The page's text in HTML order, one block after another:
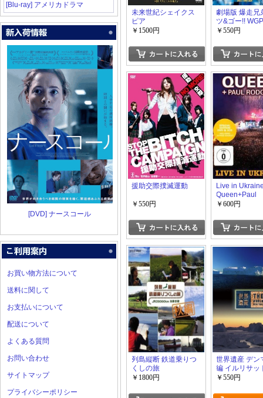
[Blu-ray] アメリカドラマ
[DVD] ナースコール
お買い物方法について
送料に関して
お支払いについて
配送について
よくある質問
お問い合わせ
サイトマップ
プライバシーポリシー
未来世紀シェイクス
ピア
￥1500円
劇場版 爆走兄
ツ&ゴー!!
ミニ四駆大追
￥550円
援助交際撲滅運動
￥550円
Live in
Queen+Paul
Rodgers
￥600円
列島縦断 鉄道乗りつ
くしの旅
JR20,000km 全線走
￥1800円
世界遺産 デン
編 イルリサッ
スフィヨルド
￥550円